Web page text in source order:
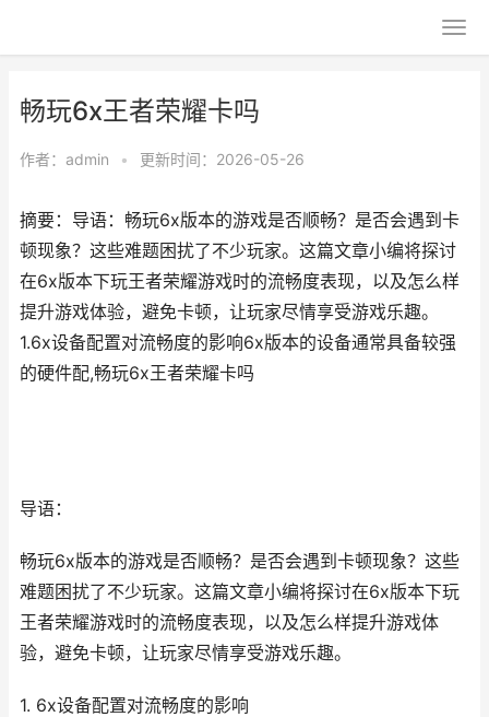
畅玩6x王者荣耀卡吗
作者： admin • 更新时间：2026-05-26
摘要：导语：畅玩6x版本的游戏是否顺畅？是否会遇到卡
顿现象？这些难题困扰了不少玩家。这篇文章小编将探讨
在6x版本下玩王者荣耀游戏时的流畅度表现，以及怎么样
提升游戏体验，避免卡顿，让玩家尽情享受游戏乐趣。
1.6x设备配置对流畅度的影响6x版本的设备通常具备较强
的硬件配,畅玩6x王者荣耀卡吗
导语：
畅玩6x版本的游戏是否顺畅？是否会遇到卡顿现象？这些
难题困扰了不少玩家。这篇文章小编将探讨在6x版本下玩
王者荣耀游戏时的流畅度表现，以及怎么样提升游戏体
验，避免卡顿，让玩家尽情享受游戏乐趣。
1. 6x设备配置对流畅度的影响